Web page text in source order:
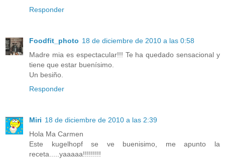
Responder
Foodfit_photo 18 de diciembre de 2010 a las 0:58
Madre mia es espectacular!!! Te ha quedado sensacional y
tiene que estar buenísimo.
Un besiño.
Responder
Miri 18 de diciembre de 2010 a las 2:39
Hola Ma Carmen
Este kugelhopf se ve buenisimo, me apunto la
receta.....yaaaaa!!!!!!!!!